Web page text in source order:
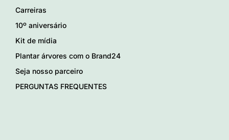
Carreiras
10º aniversário
Kit de mídia
Plantar árvores com o Brand24
Seja nosso parceiro
PERGUNTAS FREQUENTES